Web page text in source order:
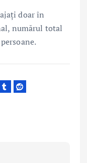
doar în
numărul total